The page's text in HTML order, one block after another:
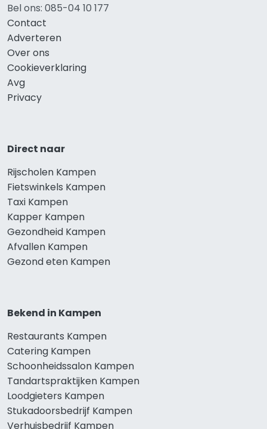
Bel ons: 085-04 10 177
Contact
Adverteren
Over ons
Cookieverklaring
Avg
Privacy
Direct naar
Rijscholen Kampen
Fietswinkels Kampen
Taxi Kampen
Kapper Kampen
Gezondheid Kampen
Afvallen Kampen
Gezond eten Kampen
Bekend in Kampen
Restaurants Kampen
Catering Kampen
Schoonheidssalon Kampen
Tandartspraktijken Kampen
Loodgieters Kampen
Stukadoorsbedrijf Kampen
Verhuisbedrijf Kampen